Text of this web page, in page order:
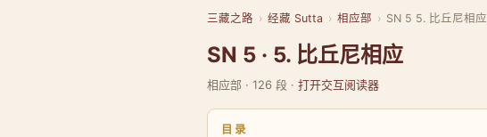
三藏之路 › 经藏 Sutta › 相应部 › SN 5 5. 比丘尼相应
SN 5 · 5. 比丘尼相应
相应部 · 126 段 · 打开交互阅读器
目录